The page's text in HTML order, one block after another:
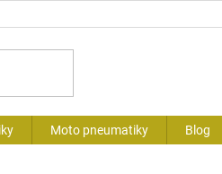
Moto pneumatiky Blog